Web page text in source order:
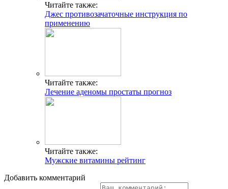
Читайте также:
Джес противозачаточные инструкция по
применению
Читайте также:
Лечение аденомы простаты прогноз
Читайте также:
Мужские витамины рейтинг
Добавить комментарий